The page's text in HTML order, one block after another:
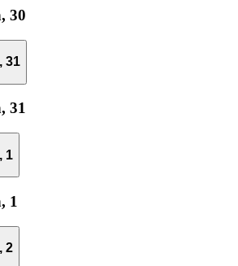
30
31
31
1
1
2